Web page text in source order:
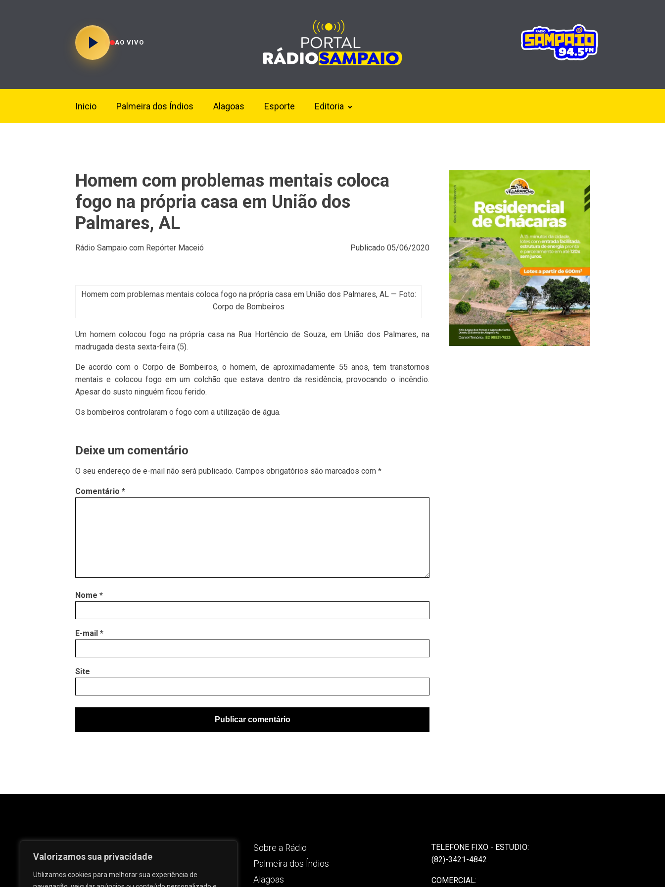
Valorizamos sua privacidade
Utilizamos cookies para melhorar sua experiência de
AO VIVO
Inicio Palmeira dos Índios Alagoas Esporte Editoria
Homem com problemas mentais coloca
fogo na própria casa em União dos
Palmares, AL
Rádio Sampaio com Repórter Maceió Publicado 05/06/2020
Homem com problemas mentais coloca fogo na própria casa em União dos Palmares, AL — Foto:
Corpo de Bombeiros
Um homem colocou fogo na própria casa na Rua Hortêncio de Souza, em União dos Palmares, na
madrugada desta sexta-feira (5).
De acordo com o Corpo de Bombeiros, o homem, de aproximadamente 55 anos, tem transtornos
mentais e colocou fogo em um colchão que estava dentro da residência, provocando o incêndio.
Apesar do susto ninguém ficou ferido.
Os bombeiros controlaram o fogo com a utilização de água.
Deixe um comentário
O seu endereço de e-mail não será publicado. Campos obrigatórios são marcados com *
Comentário *
Nome *
E-mail *
Site
Sobre a Rádio
Palmeira dos Índios
Alagoas
TELEFONE FIXO - ESTUDIO:
(82)-3421-4842
COMERCIAL: